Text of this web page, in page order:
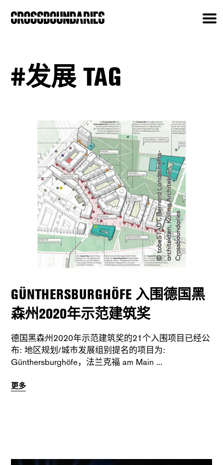
#发展 TAG
GÜNTHERSBURGHÖFE 入围德国黑
森州2020年示范建筑奖
德国黑森州2020年示范建筑奖的21个入围项目已经公
布: 地区规划/城市发展组别提名的项目为:
Günthersburghöfe，法兰克福 am Main
更多